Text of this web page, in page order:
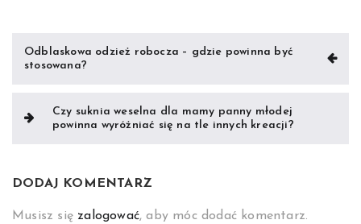
Nawigacja
wpisu
Odblaskowa odzież robocza – gdzie powinna być
stosowana?
Czy suknia weselna dla mamy panny młodej
powinna wyróżniać się na tle innych kreacji?
DODAJ KOMENTARZ
Musisz się zalogować, aby móc dodać komentarz.